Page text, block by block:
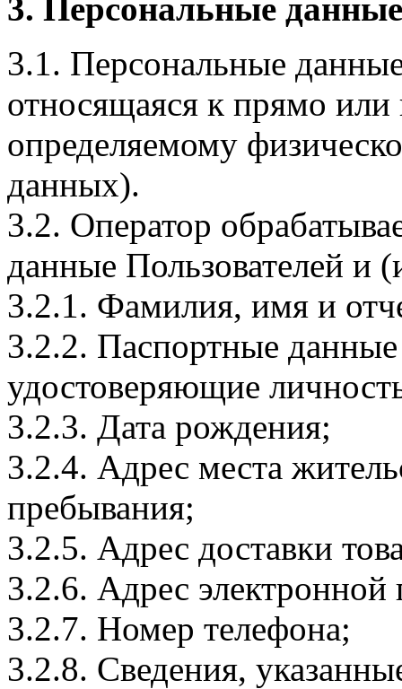
3. Персональные
3.1. Персональные
относящаяся к прямо
определяемому
данных).
3.2. Оператор
данные Пользователей и
3.2.1. Фамилия, имя и
3.2.2. Паспортные
удостоверяющие
3.2.3. Дата рождения;
3.2.4. Адрес места
пребывания;
3.2.5. Адрес доставки
3.2.6. Адрес электронной
3.2.7. Номер телефона;
3.2.8. Сведения,